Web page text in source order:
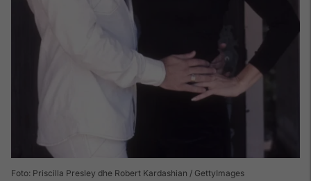
Foto: Priscilla Presley dhe Robert Kardashian / GettyImages